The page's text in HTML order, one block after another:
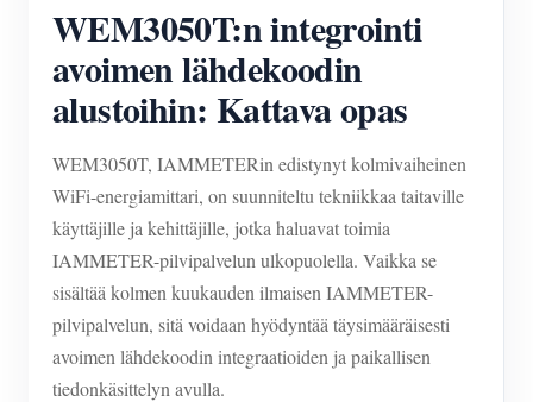
WEM3050T:n integrointi
avoimen lähdekoodin
alustoihin: Kattava opas
WEM3050T, IAMMETERin edistynyt kolmivaiheinen
WiFi-energiamittari, on suunniteltu tekniikkaa taitaville
käyttäjille ja kehittäjille, jotka haluavat toimia
IAMMETER-pilvipalvelun ulkopuolella. Vaikka se
sisältää kolmen kuukauden ilmaisen IAMMETER-
pilvipalvelun, sitä voidaan hyödyntää täysimääräisesti
avoimen lähdekoodin integraatioiden ja paikallisen
tiedonkäsittelyn avulla.